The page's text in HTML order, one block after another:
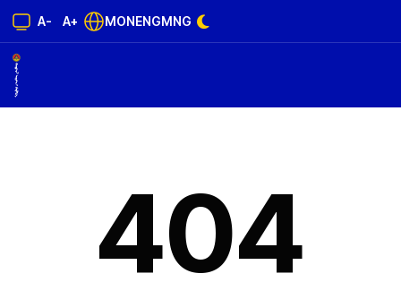
A- A+ MONENGMNG
404